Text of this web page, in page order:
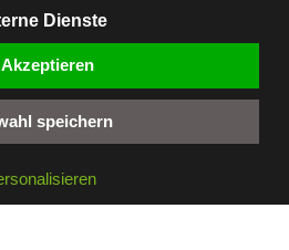
& Events
PINTEREST
EMAIL
| powered byECKER Digital IT Solutions
Dienste
speichern